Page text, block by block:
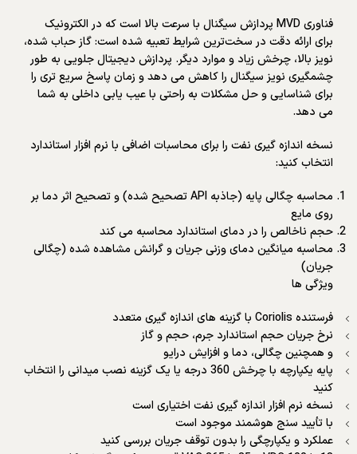
فناوری MVD پردازش سیگنال با سرعت بالا است که در الکترونیک
برای ارائه دقت در سخت‌ترین شرایط تعبیه شده است: گاز حباب شده،
نویز بالا، چرخش زیاد و موارد دیگر. پردازش دیجیتال جلویی به طور
چشمگیری نویز سیگنال را کاهش می دهد و زمان پاسخ سریع تری را
برای شناسایی و حل مشکلات به راحتی با عیب یابی داخلی به شما
می دهد.
نسخه اندازه گیری نفت را برای محاسبات اضافی با نرم افزار استاندارد
انتخاب کنید:
محاسبه چگالی پایه (جاذبه API تصحیح شده) و تصحیح اثر دما بر
روی مایع
حجم ناخالص را در دمای استاندارد محاسبه می کند
محاسبه میانگین دمای وزنی جریان و گرانش مشاهده شده (چگالی
جریان)
ویژگی ها
فرستنده Coriolis با گزینه های اندازه گیری متعدد
نرخ جریان حجم استاندارد جرم، حجم و گاز
و همچنین چگالی، دما و افزایش درایو
پایه یکپارچه با چرخش 360 درجه یا یک گزینه نصب میدانی را انتخاب
کنید
نسخه نرم افزار اندازه گیری نفت اختیاری است
با تأیید سنج هوشمند موجود است
عملکرد و یکپارچگی را بدون توقف جریان بررسی کنید